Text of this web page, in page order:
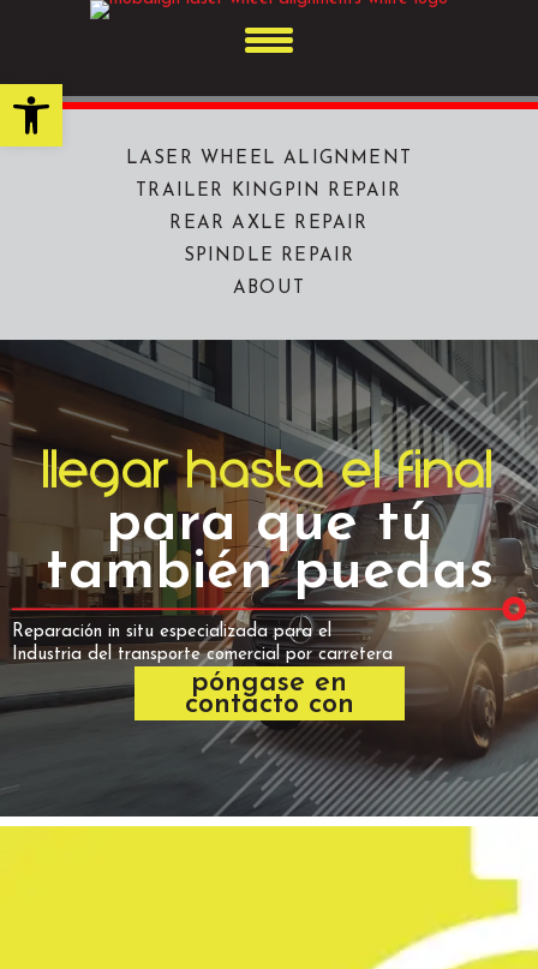
Open toolbar
LASER WHEEL ALIGNMENT
TRAILER KINGPIN REPAIR
REAR AXLE REPAIR
SPINDLE REPAIR
ABOUT
llegar hasta el final
para que tú
también puedas
Reparación in situ especializada para el
Industria del transporte comercial por carretera
póngase en
contacto con